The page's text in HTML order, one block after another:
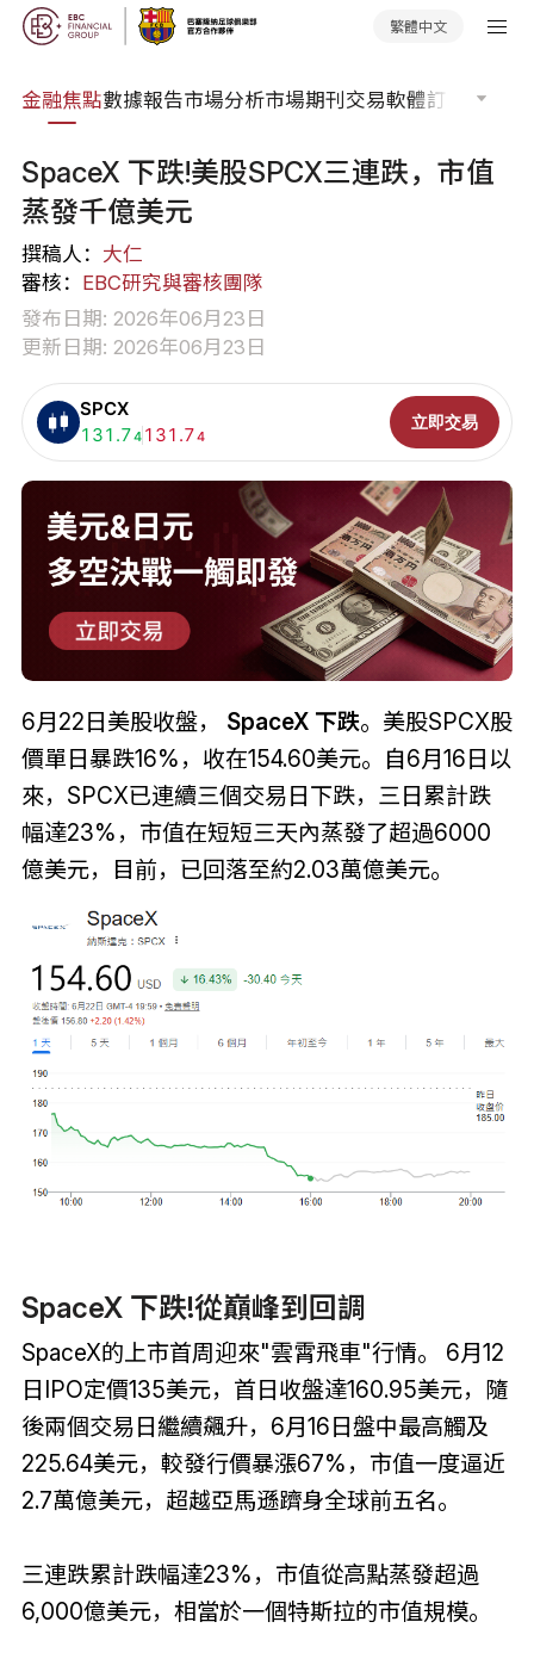
繁體中文
金融焦點數據報告市場分析市場期刊交易軟體訂單流
SpaceX 下跌!美股SPCX三連跌，市值
蒸發千億美元
撰稿人： 大仁
審核： EBC研究與審核團隊
發布日期: 2026年06月23日
更新日期: 2026年06月23日
SPCX
買入:
131.74賣出:
131.74
立即交易
6月22日美股收盤， SpaceX 下跌。美股SPCX股
價單日暴跌16%，收在154.60美元。自6月16日以
來，SPCX已連續三個交易日下跌，三日累計跌
幅達23%，市值在短短三天內蒸發了超過6000
億美元，目前，已回落至約2.03萬億美元。
SpaceX 下跌!從巔峰到回調
SpaceX的上市首周迎來"雲霄飛車"行情。 6月12
日IPO定價135美元，首日收盤達160.95美元，隨
後兩個交易日繼續飆升，6月16日盤中最高觸及
225.64美元，較發行價暴漲67%，市值一度逼近
2.7萬億美元，超越亞馬遜躋身全球前五名。
三連跌累計跌幅達23%，市值從高點蒸發超過
6,000億美元，相當於一個特斯拉的市值規模。